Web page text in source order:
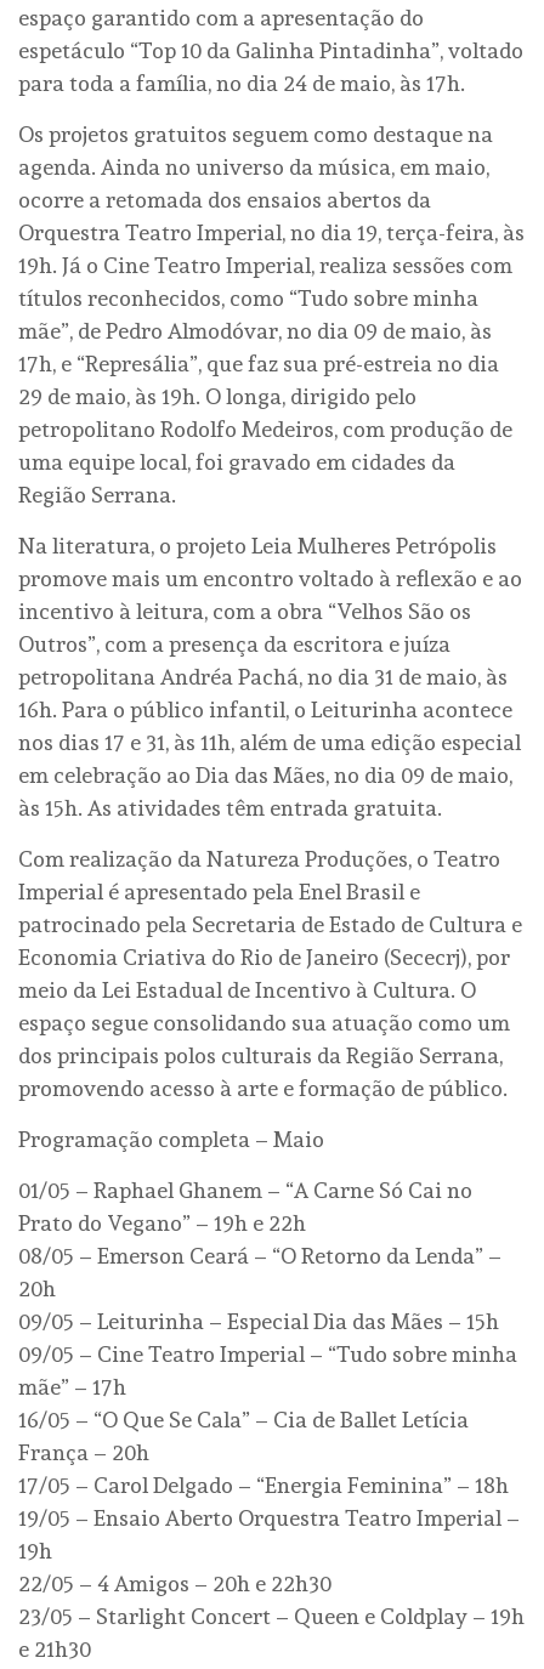
espaço garantido com a apresentação do
espetáculo “Top 10 da Galinha Pintadinha”, voltado
para toda a família, no dia 24 de maio, às 17h.
Os projetos gratuitos seguem como destaque na
agenda. Ainda no universo da música, em maio,
ocorre a retomada dos ensaios abertos da
Orquestra Teatro Imperial, no dia 19, terça-feira, às
19h. Já o Cine Teatro Imperial, realiza sessões com
títulos reconhecidos, como “Tudo sobre minha
mãe”, de Pedro Almodóvar, no dia 09 de maio, às
17h, e “Represália”, que faz sua pré-estreia no dia
29 de maio, às 19h. O longa, dirigido pelo
petropolitano Rodolfo Medeiros, com produção de
uma equipe local, foi gravado em cidades da
Região Serrana.
Na literatura, o projeto Leia Mulheres Petrópolis
promove mais um encontro voltado à reflexão e ao
incentivo à leitura, com a obra “Velhos São os
Outros”, com a presença da escritora e juíza
petropolitana Andréa Pachá, no dia 31 de maio, às
16h. Para o público infantil, o Leiturinha acontece
nos dias 17 e 31, às 11h, além de uma edição especial
em celebração ao Dia das Mães, no dia 09 de maio,
às 15h. As atividades têm entrada gratuita.
Com realização da Natureza Produções, o Teatro
Imperial é apresentado pela Enel Brasil e
patrocinado pela Secretaria de Estado de Cultura e
Economia Criativa do Rio de Janeiro (Sececrj), por
meio da Lei Estadual de Incentivo à Cultura. O
espaço segue consolidando sua atuação como um
dos principais polos culturais da Região Serrana,
promovendo acesso à arte e formação de público.
Programação completa – Maio
01/05 – Raphael Ghanem – “A Carne Só Cai no
Prato do Vegano” – 19h e 22h
08/05 – Emerson Ceará – “O Retorno da Lenda” –
20h
09/05 – Leiturinha – Especial Dia das Mães – 15h
09/05 – Cine Teatro Imperial – “Tudo sobre minha
mãe” – 17h
16/05 – “O Que Se Cala” – Cia de Ballet Letícia
França – 20h
17/05 – Carol Delgado – “Energia Feminina” – 18h
19/05 – Ensaio Aberto Orquestra Teatro Imperial –
19h
22/05 – 4 Amigos – 20h e 22h30
23/05 – Starlight Concert – Queen e Coldplay – 19h
e 21h30